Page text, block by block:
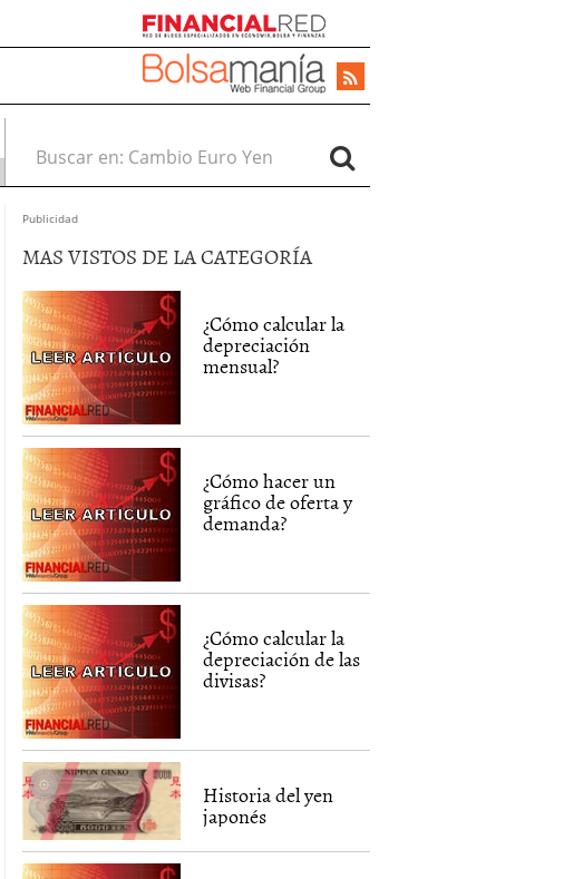
Buscar en:
Publicidad
MAS VISTOS DE LA CATEGORÍA
¿Cómo calcular la
depreciación
mensual?
¿Cómo hacer un
gráfico de oferta y
demanda?
¿Cómo calcular la
depreciación de las
divisas?
Historia del yen
japonés